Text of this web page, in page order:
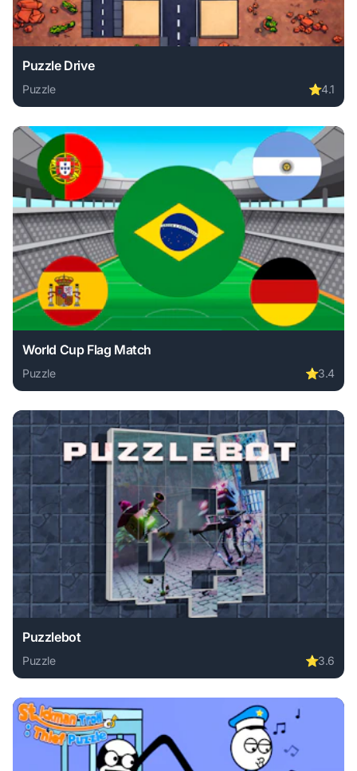
Puzzle Drive
Puzzle ⭐4.1
Play Puzzle Drive online free. puzzle game, no download
World Cup Flag Match
Puzzle ⭐3.4
Play World Cup Flag Match online free. puzzle game, no
Puzzlebot
Puzzle ⭐3.6
Play Puzzlebot online free. puzzle game, no download